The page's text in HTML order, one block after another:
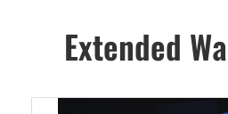
Extended